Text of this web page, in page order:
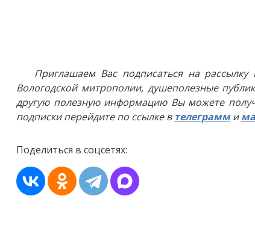
Приглашаем Вас подписаться на
Вологодской митрополии, душеполезные
другую полезную информацию Вы можете
подписки перейдите по ссылке в телеграмми
Поделиться в соцсетях: